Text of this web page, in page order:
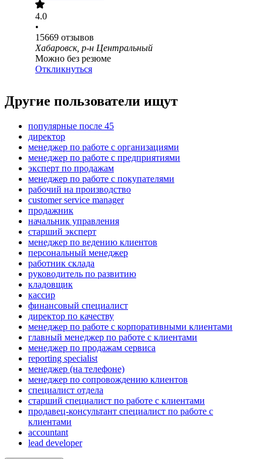
4.0
•
15669 отзывов
Хабаровск, р-н Центральный
Можно без резюме
Откликнуться
Другие пользователи ищут
популярные после 45
директор
менеджер по работе с организациями
менеджер по работе с предприятиями
эксперт по продажам
менеджер по работе с покупателями
рабочий на производство
customer service manager
продажник
начальник управления
старший эксперт
менеджер по ведению клиентов
персональный менеджер
работник склада
руководитель по развитию
кладовщик
кассир
финансовый специалист
директор по качеству
менеджер по работе с корпоративными клиентами
главный менеджер по работе с клиентами
менеджер по продажам сервиса
reporting specialist
менеджер (на телефоне)
менеджер по сопровождению клиентов
специалист отдела
старший специалист по работе с клиентами
продавец-консультант специалист по работе с
клиентами
accountant
lead developer